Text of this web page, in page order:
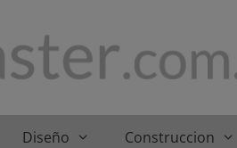
Diseño Construccion